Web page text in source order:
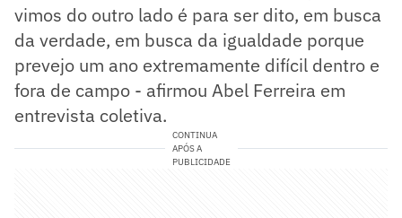
vimos do outro lado é para ser dito, em busca
da verdade, em busca da igualdade porque
prevejo um ano extremamente difícil dentro e
fora de campo - afirmou Abel Ferreira em
entrevista coletiva.
CONTINUA
APÓS A
PUBLICIDADE